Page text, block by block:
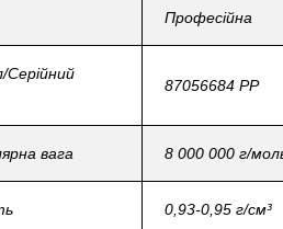
Професійна
Серійний
87056684 PP
вага 8 000 000 г/
0,93-0,95 г/см³